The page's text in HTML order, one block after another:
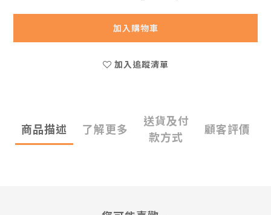
加入購物車
加入追蹤清單
商品描述 了解更多
送貨及付
款方式
顧客評價